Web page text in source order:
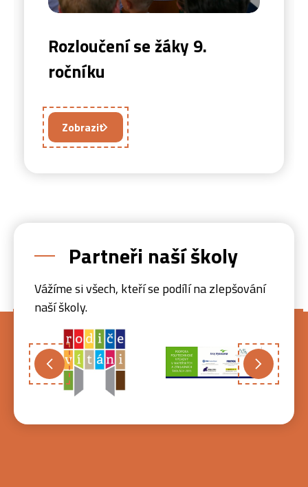
Rozloučení se žáky 9.
ročníku
Zobrazit
Partneři naší školy
Vážíme si všech, kteří se podílí na zlepšování
naší školy.